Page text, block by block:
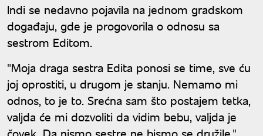
Indi se nedavno pojavila na jednom gradskom
događaju, gde je progovorila o odnosu sa
sestrom Editom.
"Moja draga sestra Edita ponosi se time, sve ću
joj oprostiti, u drugom je stanju. Nemamo mi
odnos, to je to. Srećna sam što postajem tetka,
valjda će mi dozvoliti da vidim bebu, valjda je
čovek. Da nismo sestre ne bismo se družile."